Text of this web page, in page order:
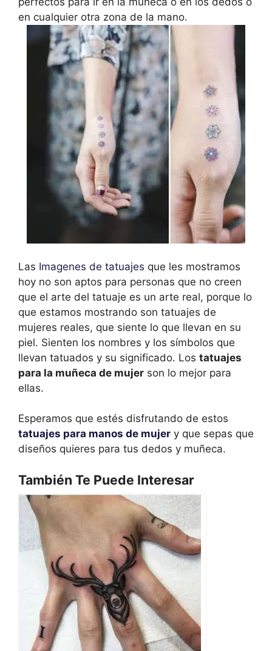
en cualquier otra zona de la mano.
Las Imagenes de tatuajes que les mostramos
hoy no son aptos para personas que no creen
que el arte del tatuaje es un arte real, porque lo
que estamos mostrando son tatuajes de
mujeres reales, que siente lo que llevan en su
piel. Sienten los nombres y los símbolos que
llevan tatuados y su significado. Los tatuajes
para la muñeca de mujer son lo mejor para
ellas.
Esperamos que estés disfrutando de estos
tatuajes para manos de mujer y que sepas que
diseños quieres para tus dedos y muñeca.
También Te Puede Interesar